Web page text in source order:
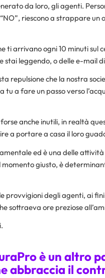
da loro, gli agenti.
riescono a strappare
arrivano ogni 10 minuti sul
leggendo, o delle e-mail
repulsione che la nostra
tu a fare un passo verso
anche inutili, in realtà
a portare a casa il loro
ed è una delle
momento giusto, è
provvigioni degli agenti, ai
sottraeva ore preziose
è un altro
abbraccia il